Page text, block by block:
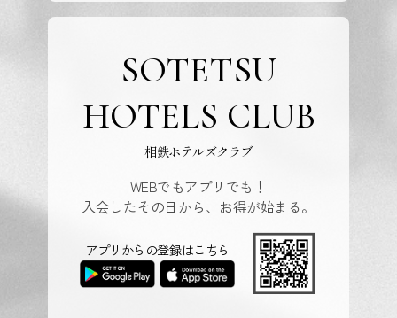
SOTETSU
HOTELS CLUB
相鉄ホテルズクラブ
WEBでもアプリでも！
入会したその日から、お得が始まる。
アプリからの登録はこちら